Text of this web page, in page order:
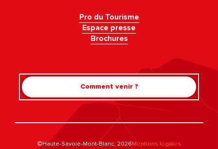
Rechercher
Pro du Tourisme
Espace presse
Brochures
Comment venir ?
©Haute-Savoie-Mont-Blanc, 2026Mentions légales